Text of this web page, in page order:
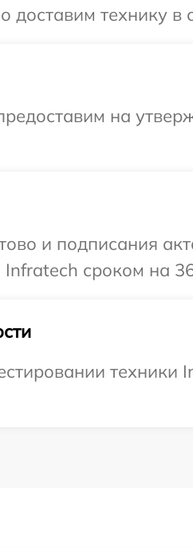
технику в
на
и подписания
сроком на
техники